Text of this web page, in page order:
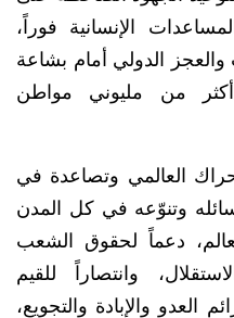
الإنسانية فوراً،
الدولي أمام بشاعة
من مليوني مواطن
العالمي وتصاعدة في
وتنوّعه في كل المدن
دعماً لحقوق الشعب
وانتصاراً للقيم
العدو والإبادة والتجويع،